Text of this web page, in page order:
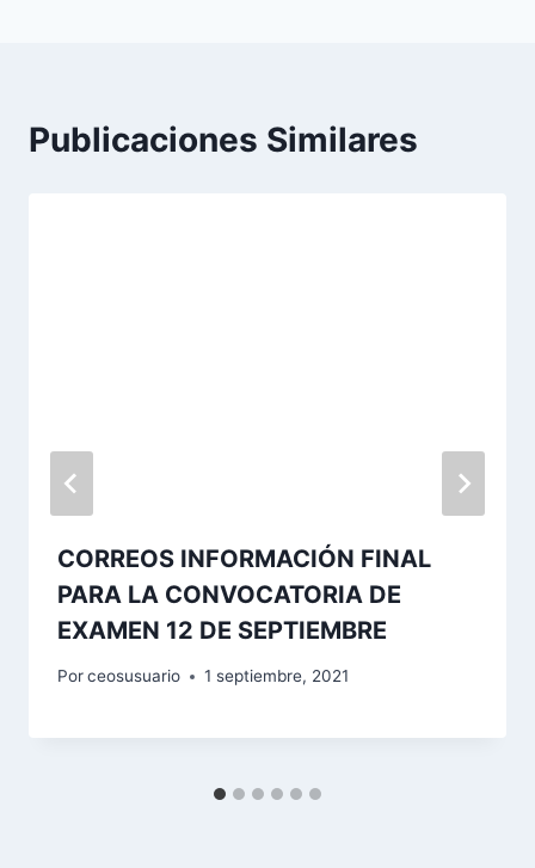
Publicaciones Similares
CORREOS INFORMACIÓN FINAL
PARA LA CONVOCATORIA DE
EXAMEN 12 DE SEPTIEMBRE
Porceosusuario 1 septiembre, 2021